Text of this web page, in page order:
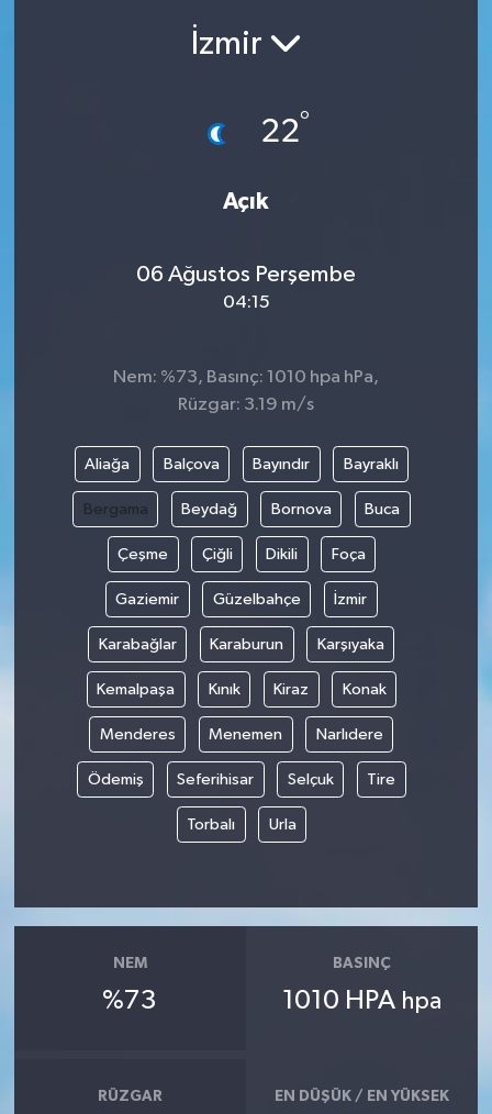
İzmir
22°
Açık
06 Ağustos Perşembe
04:15
Nem: %73, Basınç: 1010 hpa hPa,
Rüzgar: 3.19 m/s
Aliağa Balçova Bayındır Bayraklı
Bergama Beydağ Bornova Buca
Çeşme Çiğli Dikili Foça
Gaziemir Güzelbahçe İzmir
Karabağlar Karaburun Karşıyaka
Kemalpaşa Kınık Kiraz Konak
Menderes Menemen Narlıdere
Ödemiş Seferihisar Selçuk Tire
Torbalı Urla
NEM
%73
BASINÇ
1010 HPA hpa
RÜZGAR EN DÜŞÜK / EN YÜKSEK